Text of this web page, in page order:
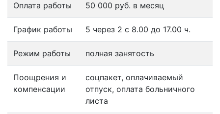
Оплата работы 50 000 руб. в месяц
График работы 5 через 2 с 8.00 до 17.00 ч.
Режим работы полная занятость
Поощрения и
компенсации
соцпакет, оплачиваемый
отпуск, оплата больничного
листа